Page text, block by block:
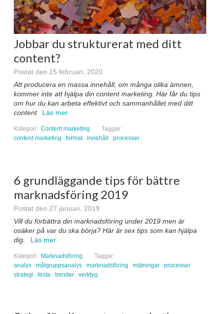
Jobbar du strukturerat med ditt
content?
Postat den 15 februari, 2020
Att producera en massa innehåll, om många olika ämnen,
kommer inte att hjälpa din content marketing. Här får du tips
om hur du kan arbeta effektivt och sammanhållet med ditt
content
Läs mer
Kategori: Content marketing
Taggar:
content marketing
format innehåll processer
6 grundläggande tips för bättre
marknadsföring 2019
Postat den 27 januari, 2019
Vill du förbättra din marknadsföring under 2019 men är
osäker på var du ska börja? Här är sex tips som kan hjälpa
dig.
Läs mer
Kategori: Marknadsföring
Taggar:
analys
målgruppsanalys marknadsföring mätningar
processer
strategi
testa trender verktyg